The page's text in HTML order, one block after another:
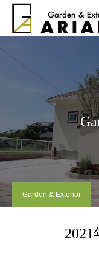
Garden & Exterior